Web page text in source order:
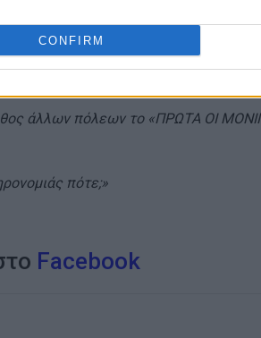
CONFIRM
το μέτρο.
πρόσβασης οχημάτων μονίμων
άλλων πόλεων το «ΠΡΩΤΑ ΟΙ
πότε;»
Facebook